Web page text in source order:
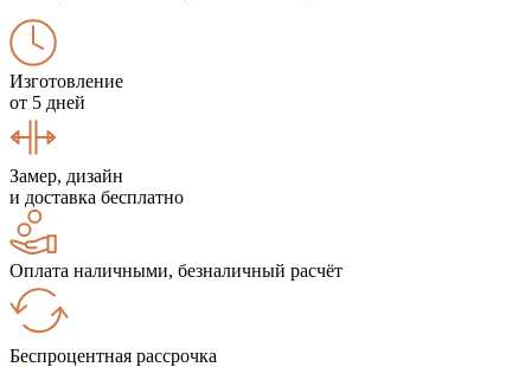
Изготовление
от 5 дней
Замер, дизайн
и доставка бесплатно
Оплата наличными, безналичный расчёт
Беспроцентная рассрочка